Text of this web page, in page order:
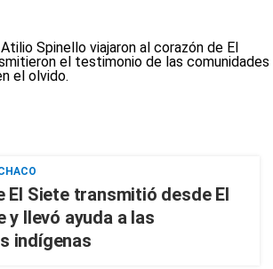
El Siete transmitió desde El
y llevó ayuda a las
indígenas